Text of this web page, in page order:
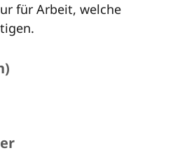
für Arbeit, welche